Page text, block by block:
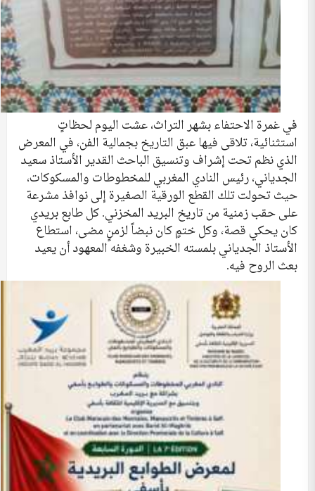
في غمرة الاحتفاء بشهر التراث، عشت اليوم لحظاتٍ
استثنائية، تلاقى فيها عبق التاريخ بجمالية الفن، في المعرض
الذي نظم تحت إشراف وتنسيق الباحث القدير الأستاذ سعيد
الجدياني، رئيس النادي المغربي للمخطوطات والمسكوكات،
حيث تحولت تلك القطع الورقية الصغيرة إلى نوافذ مشرعة
على حقب زمنية من تاريخ البريد المخزني. كل طابع بريدي
كان يحكي قصة، وكل ختمٍ كان نبضاً لزمنٍ مضى، استطاع
الأستاذ الجدياني بلمسته الخبيرة وشغفه المعهود أن يعيد
بعث الروح فيه.